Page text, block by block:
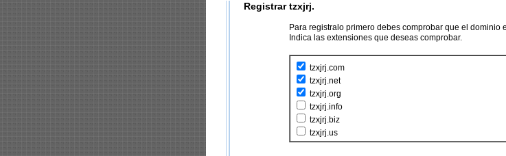
Registrar tzxjrj.
Para registralo primero debes comprobar que el
Indica las extensiones que deseas comprobar.
tzxjrj.com
tzxjrj.net
tzxjrj.org
tzxjrj.info
tzxjrj.biz
tzxjrj.us